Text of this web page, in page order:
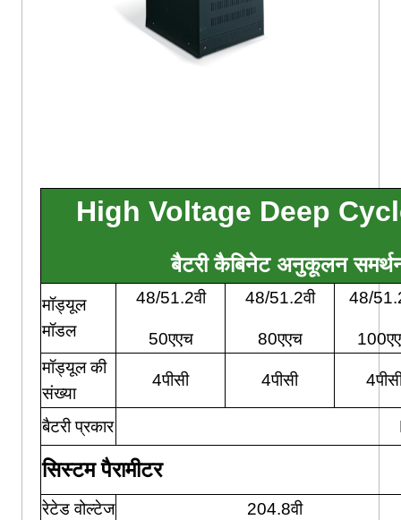
High Voltage Deep
बैटरी कैबिनेट अनुकूलन
मॉड्यूल
मॉडल
48/51.2वी
50एएच
48/51.2वी
80एएच
48/
मॉड्यूल की
संख्या
4पीसी 4पीसी
बैटरी प्रकार
सिस्टम पैरामीटर
रेटेड वोल्टेज
204.8वी